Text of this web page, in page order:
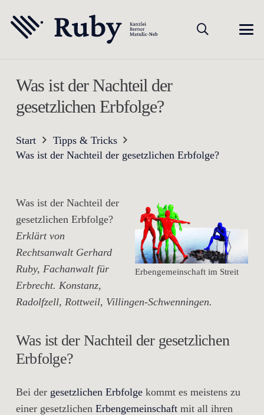
Was ist der Nachteil der
gesetzlichen Erbfolge?
Start
Tipps & Tricks
Was ist der Nachteil der gesetzlichen Erbfolge?
Erbengemeinschaft im Streit
Was ist der Nachteil der
gesetzlichen Erbfolge?
Erklärt von
Rechtsanwalt Gerhard
Ruby, Fachanwalt für
Erbrecht. Konstanz,
Radolfzell, Rottweil, Villingen-Schwenningen.
Was ist der Nachteil der gesetzlichen
Erbfolge?
Bei der gesetzlichen Erbfolge kommt es meistens zu
einer gesetzlichen Erbengemeinschaft mit all ihren